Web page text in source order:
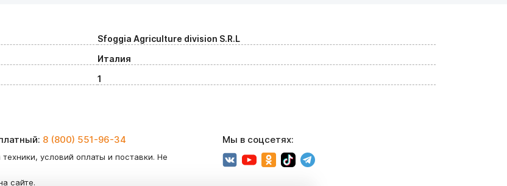
Sfoggia Agriculture division S.R.L
Италия
1
8 (800) 551-96-34
условий оплаты и поставки. Не
сайте.
Мы в соцсетях: